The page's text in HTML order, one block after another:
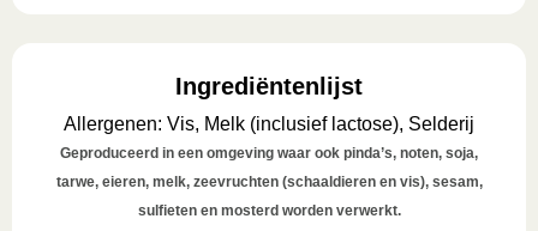
Ingrediëntenlijst
Allergenen: Vis, Melk (inclusief lactose), Selderij
Geproduceerd in een omgeving waar ook pinda’s, noten, soja,
tarwe, eieren, melk, zeevruchten (schaaldieren en vis), sesam,
sulfieten en mosterd worden verwerkt.